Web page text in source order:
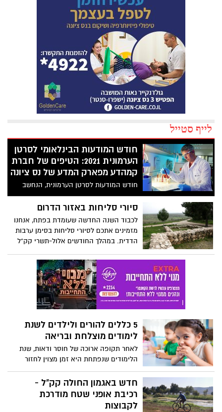
לייף סטייל
חודש המודעות הבינלאומי לסרטן
הערמונית 2021: הטיפים של חברת
קמהדע מפארק המדע של נס ציונה
חודש המודעות לסרטן הערמונית, הנחשב
לסרטן השכיח ביותר בקרב גברים, מתקיים
בכל שנה בחודש ספטמבר במטרה להגביר את
המודעות הציבורית למחלה. לקראת חודש זה
קבלו 5 עובדות שחשוב לדעת. כתבות בנושא
בריאות ולייף סטייל באתר נס ציונה נט.
סיורי סליחות באזור הדרום
לכבוד השנה החדשה שעומדת בפתח, אנחנו
מזמינים אתכם לסיורי סליחות בסימן ערבות
הדדית. במהלך החודשים אלול-תשרי קק"ל
לקבוצות. בין המקומות שתוכלו לסייר בהם
סיור ביער המלאכים, יער יתיר ועוד. הסיורים
במהלך הסיורים ייערכו מעגלי שיח בנושאים
של ערבות הדדית, עשייה למען האחר,
5 כללים להורים ולילדים לשנת
לימודים מוצלחת ובריאה
לאחר תקופה ארוכה של חוסר ודאות, שנת
הלימודים שנפתחת היא זמן מצוין לחזור
לתלם ולאמץ מספר הרגלים בשגרת הלימודים
היומיומית • ומה נמרח בכריך היומי לבית
הספר? כמה הצעות קלות הכנה לפניכם
חדש באגמון החולה קק"ל -
רכיבת אופני שטח מודרכת
לקבוצות